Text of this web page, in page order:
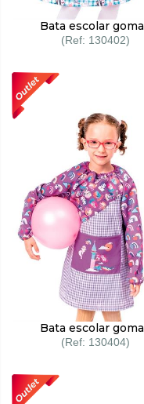
Bata escolar goma
130402
Bata escolar goma
130404